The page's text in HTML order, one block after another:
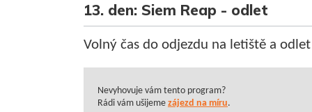
13. den: Siem Reap - odlet
Volný čas do odjezdu na letiště a odlet
Nevyhovuje vám tento program?
Rádi vám ušijeme zájezd na míru.